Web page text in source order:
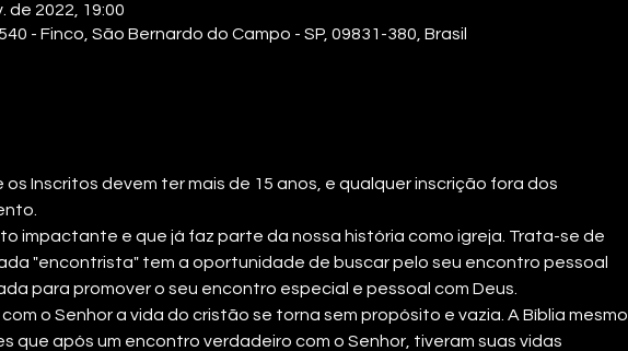
de 2022, 19:00
- Finco, São Bernardo do Campo - SP, 09831-380, Brasil
os Inscritos devem ter mais de 15 anos, e qualquer inscrição fora dos
impactante e que já faz parte da nossa história como igreja. Trata-se de
"encontrista" tem a oportunidade de buscar pelo seu encontro pessoal
para promover o seu encontro especial e pessoal com Deus.
o Senhor a vida do cristão se torna sem propósito e vazia. A Bíblia mesmo
que após um encontro verdadeiro com o Senhor, tiveram suas vidas